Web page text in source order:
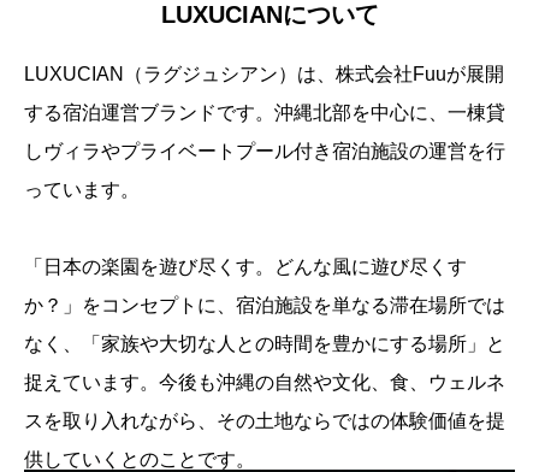
LUXUCIANについて
LUXUCIAN（ラグジュシアン）は、株式会社Fuuが展開
する宿泊運営ブランドです。沖縄北部を中心に、一棟貸
しヴィラやプライベートプール付き宿泊施設の運営を行
っています。
「日本の楽園を遊び尽くす。どんな風に遊び尽くす
か？」をコンセプトに、宿泊施設を単なる滞在場所では
なく、「家族や大切な人との時間を豊かにする場所」と
捉えています。今後も沖縄の自然や文化、食、ウェルネ
スを取り入れながら、その土地ならではの体験価値を提
供していくとのことです。